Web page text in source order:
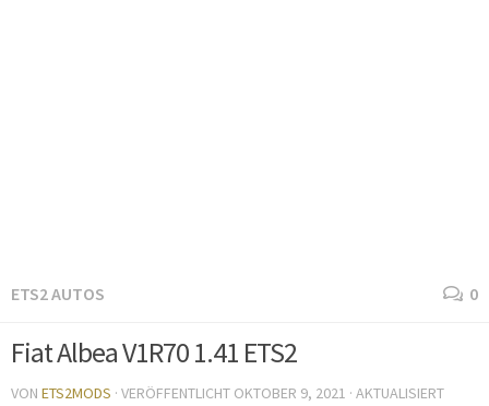
ETS2 AUTOS 0
Fiat Albea V1R70 1.41 ETS2
VON ETS2MODS · VERÖFFENTLICHT OKTOBER 9, 2021 · AKTUALISIERT